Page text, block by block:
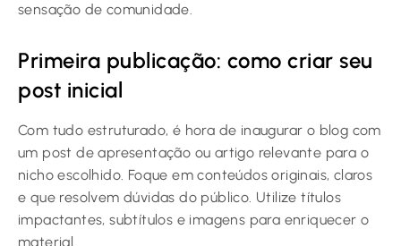
sensação de comunidade.
Primeira publicação: como criar seu
post inicial
Com tudo estruturado, é hora de inaugurar o blog com
um post de apresentação ou artigo relevante para o
nicho escolhido. Foque em conteúdos originais, claros
e que resolvem dúvidas do público. Utilize títulos
impactantes, subtítulos e imagens para enriquecer o
material.